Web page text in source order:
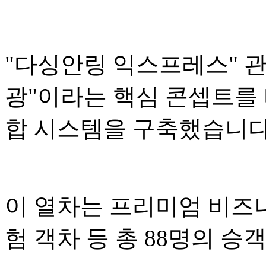
"다싱안링 익스프레스"
광"이라는 핵심 콘셉트
합 시스템을 구축했습니
이 열차는 프리미엄 비즈
험 객차 등 총 88명의 승